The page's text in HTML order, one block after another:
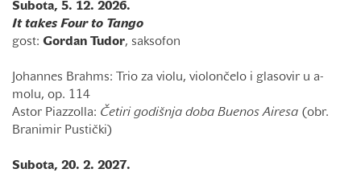
Subota, 5. 12. 2026.
It takes Four to Tango
gost: Gordan Tudor, saksofon
Johannes Brahms: Trio za violu, violončelo i glasovir u a-
molu, op. 114
Astor Piazzolla: Četiri godišnja doba Buenos Airesa (obr.
Branimir Pustički)
Subota, 20. 2. 2027.